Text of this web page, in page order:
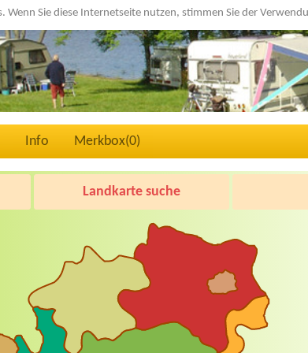
Wenn Sie diese Internetseite nutzen, stimmen Sie der
Info Merkbox(0)
Landkarte suche